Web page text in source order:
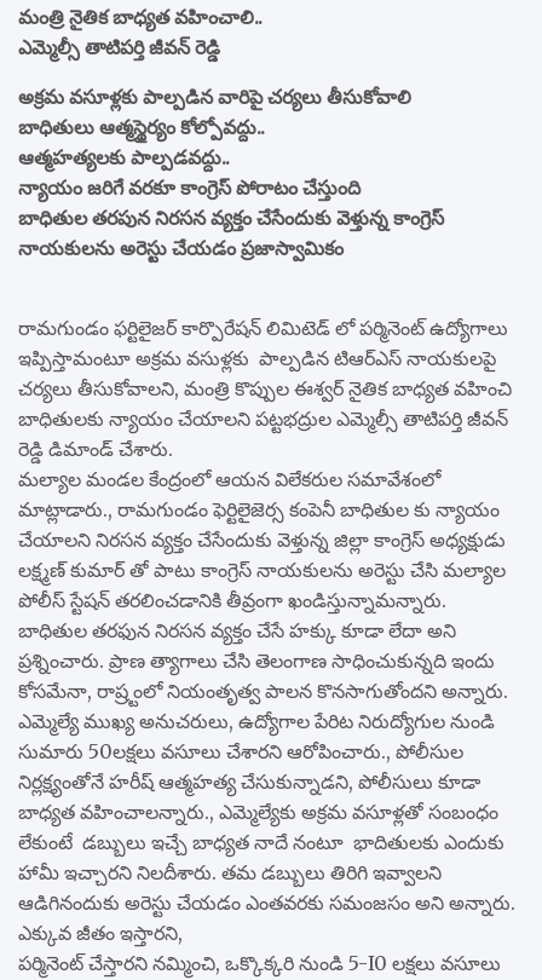
మంత్రి నైతిక బాధ్యత వహించాలి..
ఎమ్మెల్సీ తాటిపర్తి జీవన్ రెడ్డి
అక్రమ వసూళ్లకు పాల్పడిన వారిపై చర్యలు తీసుకోవాలి
బాధితులు ఆత్మస్థైర్యం కోల్పోవద్దు..
ఆత్మహత్యలకు పాల్పడవద్దు..
న్యాయం జరిగే వరకూ కాంగ్రెస్ పోరాటం చేస్తుంది
బాధితుల తరపున నిరసన వ్యక్తం చేసేందుకు వెళ్తున్న కాంగ్రెస్
నాయకులను అరెస్టు చేయడం ప్రజాస్వామికం
రామగుండం ఫర్టిలైజర్ కార్పొరేషన్ లిమిటెడ్ లో పర్మినెంట్ ఉద్యోగాలు
ఇప్పిస్తామంటూ అక్రమ వసుళ్లకు పాల్పడిన టిఆర్ఎస్ నాయకులపై
చర్యలు తీసుకోవాలని, మంత్రి కొప్పుల ఈశ్వర్ నైతిక బాధ్యత వహించి
బాధితులకు న్యాయం చేయాలని పట్టభద్రుల ఎమ్మెల్సీ తాటిపర్తి జీవన్
రెడ్డి డిమాండ్ చేశారు.
మల్యాల మండల కేంద్రంలో ఆయన విలేకరుల సమావేశంలో
మాట్లాడారు., రామగుండం ఫెర్టిలైజెర్స కంపెనీ బాధితుల కు న్యాయం
చేయాలని నిరసన వ్యక్తం చేసేందుకు వెళ్తున్న జిల్లా కాంగ్రెస్ అధ్యక్షుడు
లక్ష్మణ్ కుమార్ తో పాటు కాంగ్రెస్ నాయకులను అరెస్టు చేసి మల్యాల
పోలీస్ స్టేషన్ తరలించడానికి తీవ్రంగా ఖండిస్తున్నామన్నారు.
బాధితుల తరఫున నిరసన వ్యక్తం చేసే హక్కు కూడా లేదా అని
ప్రశ్నించారు. ప్రాణ త్యాగాలు చేసి తెలంగాణ సాధించుకున్నది ఇందు
కోసమేనా, రాష్ర్టంలో నియంతృత్వ పాలన కొనసాగుతోందని అన్నారు.
ఎమ్మెల్యే ముఖ్య అనుచరులు, ఉద్యోగాల పేరిట నిరుద్యోగుల నుండి
సుమారు 50లక్షలు వసూలు చేశారని ఆరోపించారు., పోలీసుల
నిర్లక్ష్యంతోనే హరీష్ ఆత్మహత్య చేసుకున్నాడని, పోలీసులు కూడా
బాధ్యత వహించాలన్నారు., ఎమ్మెల్యేకు అక్రమ వసూళ్లతో సంబంధం
లేకుంటే డబ్బులు ఇచ్చే బాధ్యత నాదే నంటూ భాదితులకు ఎందుకు
హామీ ఇచ్చారని నిలదీశారు. తమ డబ్బులు తిరిగి ఇవ్వాలని
ఆడిగినందుకు అరెస్టు చేయడం ఎంతవరకు సమంజసం అని అన్నారు.
ఎక్కువ జీతం ఇస్తారని,
పర్మినెంట్ చేస్తారని నమ్మించి, ఒక్కొక్కరి నుండి 5-I0 లక్షలు వసూలు